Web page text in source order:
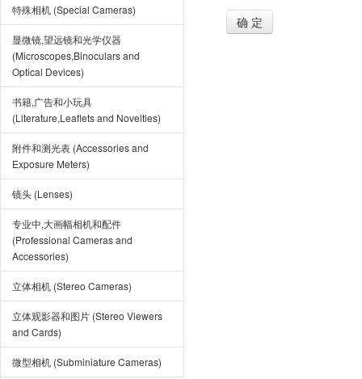
特殊相机 (Special Cameras)
显微镜,望远镜和光学仪器
(Microscopes,Binoculars and
Optical Devices)
书籍,广告和小玩具
(Literature,Leaflets and Novelties)
附件和测光表 (Accessories and
Exposure Meters)
镜头 (Lenses)
专业中,大画幅相机和配件
(Professional Cameras and
Accessories)
立体相机 (Stereo Cameras)
立体观影器和图片 (Stereo Viewers
and Cards)
微型相机 (Subminiature Cameras)
确 定